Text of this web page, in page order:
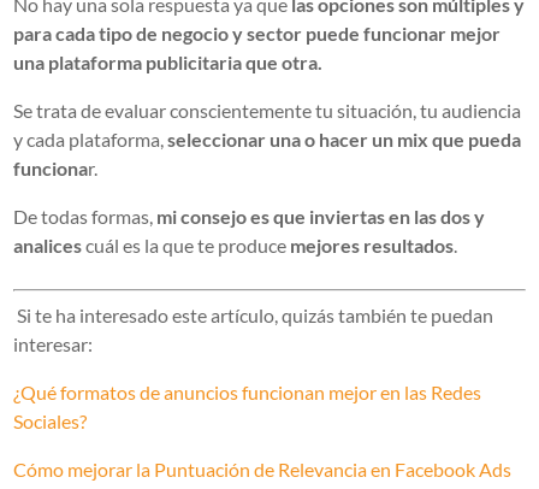
No hay una sola respuesta ya que las opciones son múltiples y
para cada tipo de negocio y sector puede funcionar mejor
una plataforma publicitaria que otra.
Se trata de evaluar conscientemente tu situación, tu audiencia
y cada plataforma,seleccionar una o hacer un mix que pueda
funcionar.
De todas formas, mi consejo es que inviertas en las dos y
analicescuál es la que te produce mejores resultados.
Si te ha interesado este artículo, quizás también te puedan
interesar:
¿Qué formatos de anuncios funcionan mejor en las Redes
Sociales?
Cómo mejorar la Puntuación de Relevancia en Facebook Ads